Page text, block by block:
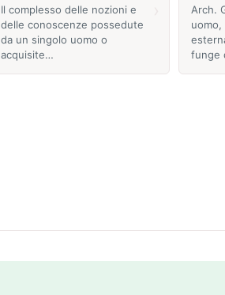
Il complesso delle nozioni e
delle conoscenze possedute
da un singolo uomo o
acquisite…
Arch.
funge